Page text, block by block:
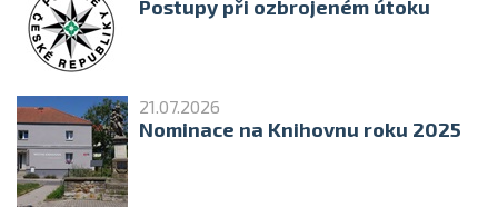
Postupy při ozbrojeném útoku
21.07.2026
Nominace na Knihovnu roku 2025